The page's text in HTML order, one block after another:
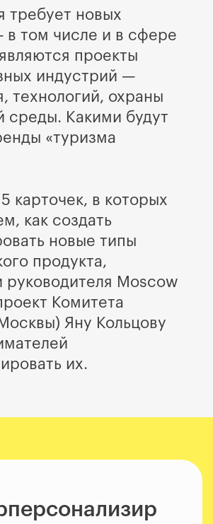
требует новых
в том числе и в сфере
проекты
индустрий —
технологий, охраны
среды. Какими будут
«туризма
карточек, в которых
как создать
новые типы
продукта,
руководителя Moscow
Комитета
Яну Кольцову
их.